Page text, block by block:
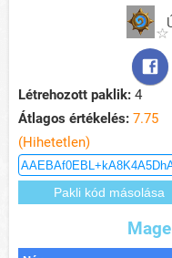
Létrehozott paklik: 4
Átlagos értékelés: 7.75
(Hihetetlen)
Mage